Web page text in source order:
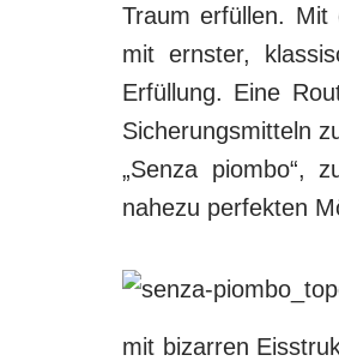
Traum erfüllen. Mit
mit ernster,
Erfüllung. Eine
Sicherungsmitteln
„Senza piombo“,
nahezu perfekten
mit bizarren